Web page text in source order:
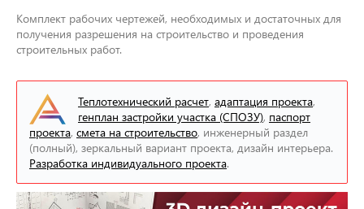
Комплект рабочих чертежей, необходимых и достаточных для
получения разрешения на строительство и проведения
строительных работ.
Теплотехнический расчет, адаптация проекта,
генплан застройки участка (СПОЗУ), паспорт
проекта, смета на строительство, инженерный раздел
(полный), зеркальный вариант проекта, дизайн интерьера.
Разработка индивидуального проекта.